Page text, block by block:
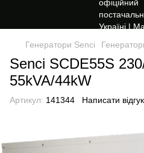
Генератори Senci
Senci SCDE55S
55kVA/44kW
Артикул: 141344 Написати відгук